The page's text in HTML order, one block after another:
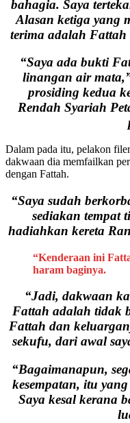
bahagia. Saya
Alasan ketiga yang
terima adalah Fattah
“Saya ada bukti
linangan air
prosiding kedua
Rendah Syariah
Dalam pada itu, pelakon
dakwaan dia memfailkan
dengan Fattah.
“Saya sudah
sediakan tempat
hadiahkan kereta
“Kenderaan ini
haram baginya.
“Jadi, dakwaan
Fattah adalah tidak
Fattah dan
sekufu, dari awal
“Bagaimanapun,
kesempatan, itu
Saya kesal kerana